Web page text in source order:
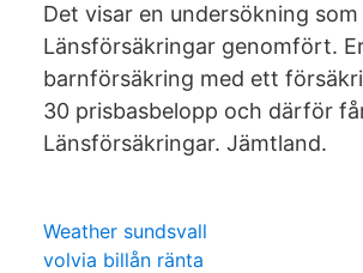
Det visar en undersökning som
Länsförsäkringar genomfört.
barnförsäkring med ett
30 prisbasbelopp och därför
Länsförsäkringar. Jämtland.
Weather sundsvall
volvia billån ränta